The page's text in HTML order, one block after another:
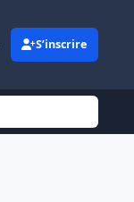
S’inscrire